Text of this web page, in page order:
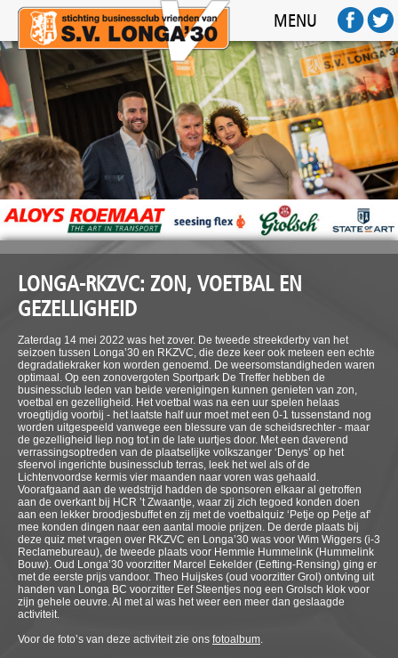
HOME
ACTIVITEITEN
SPONSOREN
FOTO'S
AFTERMOVIE
FC BUSINESS
CONTACT
MENU
LONGA-RKZVC: ZON, VOETBAL EN
GEZELLIGHEID
Zaterdag 14 mei 2022 was het zover. De tweede streekderby van het
seizoen tussen Longa’30 en RKZVC, die deze keer ook meteen een echte
degradatiekraker kon worden genoemd. De weersomstandigheden waren
optimaal. Op een zonovergoten Sportpark De Treffer hebben de
businessclub leden van beide verenigingen kunnen genieten van zon,
voetbal en gezelligheid. Het voetbal was na een uur spelen helaas
vroegtijdig voorbij - het laatste half uur moet met een 0-1 tussenstand nog
worden uitgespeeld vanwege een blessure van de scheidsrechter - maar
de gezelligheid liep nog tot in de late uurtjes door. Met een daverend
verrassingsoptreden van de plaatselijke volkszanger ‘Denys’ op het
sfeervol ingerichte businessclub terras, leek het wel als of de
Lichtenvoordse kermis vier maanden naar voren was gehaald.
Voorafgaand aan de wedstrijd hadden de sponsoren elkaar al getroffen
aan de overkant bij HCR ’t Zwaantje, waar zij zich tegoed konden doen
aan een lekker broodjesbuffet en zij met de voetbalquiz ‘Petje op Petje af’
mee konden dingen naar een aantal mooie prijzen. De derde plaats bij
deze quiz met vragen over RKZVC en Longa’30 was voor Wim Wiggers (i-3
Reclamebureau), de tweede plaats voor Hemmie Hummelink (Hummelink
Bouw). Oud Longa’30 voorzitter Marcel Eekelder (Eefting-Rensing) ging er
met de eerste prijs vandoor. Theo Huijskes (oud voorzitter Grol) ontving uit
handen van Longa BC voorzitter Eef Steentjes nog een Grolsch klok voor
zijn gehele oeuvre. Al met al was het weer een meer dan geslaagde
activiteit.
Voor de foto’s van deze activiteit zie ons fotoalbum.